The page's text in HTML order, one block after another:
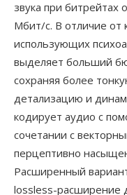
звука при битрейтах
Мбит/с. В отличие от
использующих
выделяет больший
сохраняя более
детализацию и
кодирует аудио с
сочетании с
перцептивно
Расширенный
lossless-расширение